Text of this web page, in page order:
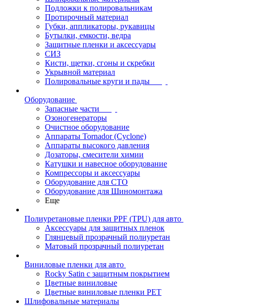
Подложки к полировальникам
Протирочный материал
Губки, аппликаторы, рукавицы
Бутылки, емкости, ведра
Защитные пленки и аксессуары
СИЗ
Кисти, щетки, сгоны и скребки
Укрывной материал
Полировальные круги и пады
Оборудование
Запасные части
Озоногенераторы
Очистное оборудование
Аппараты Tornador (Cyclone)
Аппараты высокого давления
Дозаторы, смесители химии
Катушки и навесное оборудование
Компрессоры и аксессуары
Оборудование для СТО
Оборудование для Шиномонтажа
Еще
Полиуретановые пленки PPF (TPU) для авто
Аксессуары для защитных пленок
Глянцевый прозрачный полиуретан
Матовый прозрачный полиуретан
Виниловые пленки для авто
Rocky Satin с защитным покрытием
Цветные виниловые
Цветные виниловые пленки PET
Шлифовальные материалы